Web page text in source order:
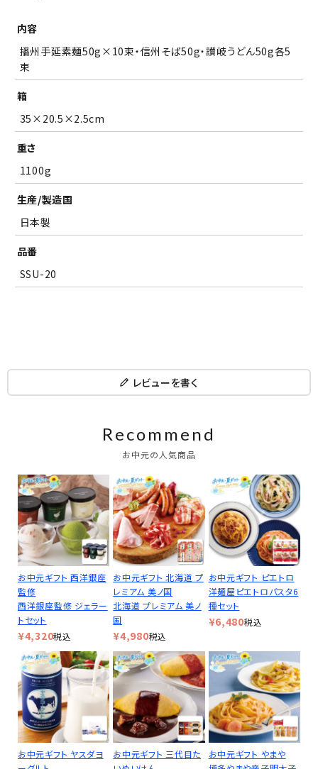
□のし紙の有無（のし上・表書きの選択・内のし対応）
(
須
※ギフト対応について
必
確認しました
内容
播州手延素麺50g×10束・信州そば50g・讃岐うどん50g各5
束
箱
35×20.5×2.5cm
重さ
1100g
生産/製造国
日本製
品番
SSU-20
レビューを書く
Recommend
お中元の人気商品
お中元ギフト 西洋銀座
監修
西洋銀座監修 ジェラー
トセット
¥4,320税込
お中元ギフト 北海道 プ
レミアム 美ノ国
北海道 プレミアム 美ノ
国
¥4,980税込
お中元ギフト ピエトロ
洋麺屋ピエトロパスタ6
種セット
¥6,480税込
お中元ギフト ヤスダヨ
お中元ギフト 三代目た
お中元ギフト やまや